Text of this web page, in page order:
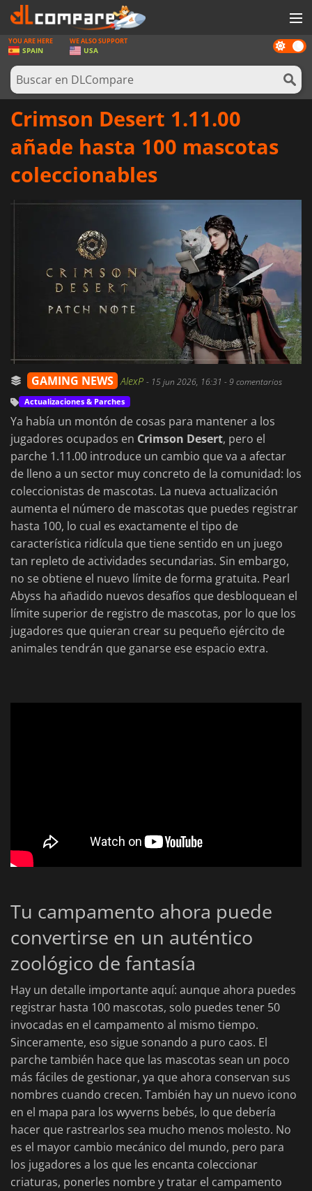
JUEGOS
TARJETAS PREPAGO
SOFTWARE
Dark
mode
YOU ARE HERE
SPAIN
WE ALSO SUPPORT
USA
Crimson Desert 1.11.00
añade hasta 100 mascotas
coleccionables
GAMING NEWS AlexP - 15 jun 2026, 16:31 - 9 comentarios
Actualizaciones & Parches
Ya había un montón de cosas para mantener a los
jugadores ocupados en Crimson Desert, pero el
parche 1.11.00 introduce un cambio que va a afectar
de lleno a un sector muy concreto de la comunidad: los
coleccionistas de mascotas. La nueva actualización
aumenta el número de mascotas que puedes registrar
hasta 100, lo cual es exactamente el tipo de
característica ridícula que tiene sentido en un juego
tan repleto de actividades secundarias. Sin embargo,
no se obtiene el nuevo límite de forma gratuita. Pearl
Abyss ha añadido nuevos desafíos que desbloquean el
límite superior de registro de mascotas, por lo que los
jugadores que quieran crear su pequeño ejército de
animales tendrán que ganarse ese espacio extra.
Tu campamento ahora puede
convertirse en un auténtico
zoológico de fantasía
Hay un detalle importante aquí: aunque ahora puedes
registrar hasta 100 mascotas, solo puedes tener 50
invocadas en el campamento al mismo tiempo.
Sinceramente, eso sigue sonando a puro caos. El
parche también hace que las mascotas sean un poco
más fáciles de gestionar, ya que ahora conservan sus
nombres cuando crecen. También hay un nuevo icono
en el mapa para los wyverns bebés, lo que debería
hacer que rastrearlos sea mucho menos molesto. No
es el mayor cambio mecánico del mundo, pero para
los jugadores a los que les encanta coleccionar
criaturas, ponerles nombre y tratar el campamento